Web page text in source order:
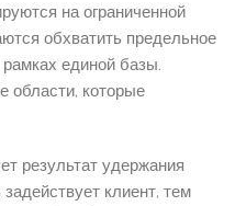
на ограниченной
обхватить предельное
единой базы.
области, которые
результат удержания
клиент, тем